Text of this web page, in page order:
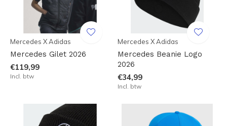
Mercedes X Adidas
Mercedes Gilet 2026
€119,99
Incl. btw
Mercedes X Adidas
Mercedes Beanie Logo
2026
€34,99
Incl. btw